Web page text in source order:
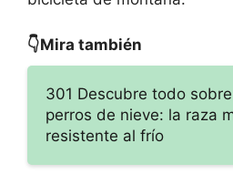
👇Mira también
301 Descubre todo
perros de nieve: la raza
resistente al frío